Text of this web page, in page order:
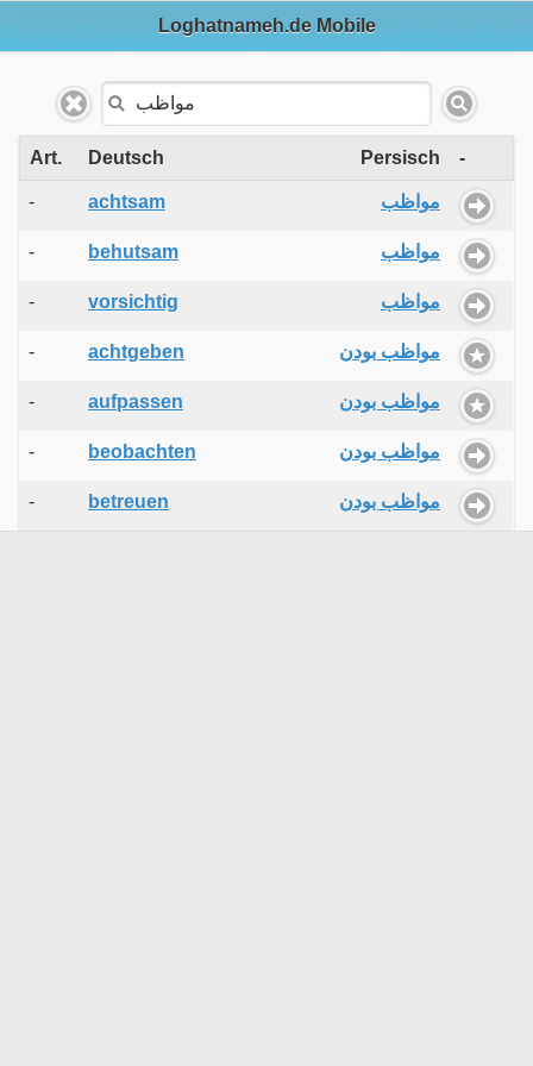
Loghatnameh.de Mobile
Art. Deutsch Persisch -
- achtsam مواظب
- behutsam مواظب
- vorsichtig مواظب
- achtgeben مواظب بودن
- aufpassen مواظب بودن
- beobachten مواظب بودن
- betreuen مواظب بودن